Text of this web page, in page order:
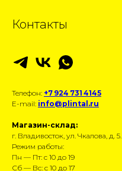
Контакты
Телефон: +7 924 731 4145
E-mail: info@plintal.ru
Магазин-склад:
г. Владивосток, ул. Чкалова, д. 5.
Режим работы:
Пн — Пт: с 10 до 19
Сб — Вс: с 10 до 17